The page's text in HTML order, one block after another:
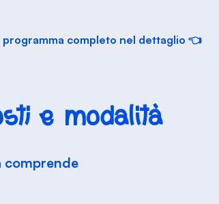
completo nel dettaglio 👈
e modalità
comprende